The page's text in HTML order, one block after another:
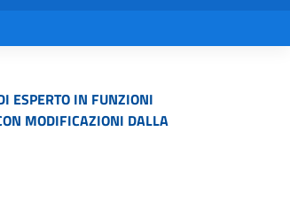
ESPERTO IN FUNZIONI
MODIFICAZIONI DALLA